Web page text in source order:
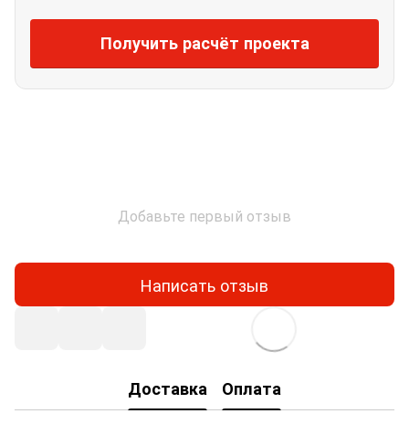
Получить расчёт проекта
Добавьте первый отзыв
Написать отзыв
Доставка Оплата